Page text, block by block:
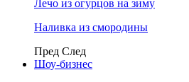
Лечо из огурцов на зиму
Наливка из смородины
Пред След
Шоу-бизнес